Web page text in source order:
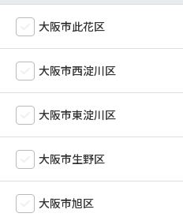
大阪市此花区
大阪市西淀川区
大阪市東淀川区
大阪市生野区
大阪市旭区